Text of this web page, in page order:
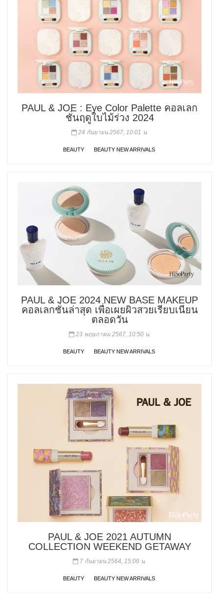
PAUL & JOE : Eye Color Palette คอลเลก
ชั่นฤดูใบไม้ร่วง 2024
24 กันยายน 2567, 10:01 น.
BEAUTY BEAUTY NEW ARRIVALS
PAUL & JOE 2024 NEW BASE MAKEUP
คอลเลกชั่นล่าสุด เพื่อเผยผิวสวยเรียบเนียน
ตลอดวัน
23 พฤษภาคม 2567, 10:50 น.
BEAUTY BEAUTY NEW ARRIVALS
PAUL & JOE 2021 AUTUMN
COLLECTION WEEKEND GETAWAY
7 กันยายน 2564, 15:09 น.
BEAUTY BEAUTY NEW ARRIVALS